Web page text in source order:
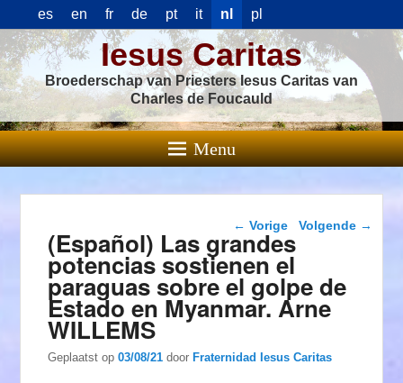
es en fr de pt it nl pl
Iesus Caritas
Broederschap van Priesters Iesus Caritas van
Charles de Foucauld
Menu
Berichtnavigatie
← Vorige Volgende →
(Español) Las grandes
potencias sostienen el
paraguas sobre el golpe de
Estado en Myanmar. Arne
WILLEMS
Geplaatst op03/08/21 doorFraternidad Iesus Caritas